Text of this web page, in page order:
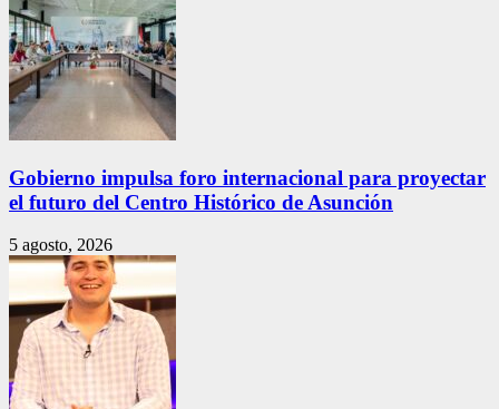
Gobierno impulsa foro internacional para proyectar
el futuro del Centro Histórico de Asunción
5 agosto, 2026